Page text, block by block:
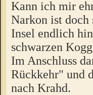
Kann ich mir
Narkon ist doch
Insel endlich
schwarzen
Im Anschluss
Rückkehr" und
nach Krahd.